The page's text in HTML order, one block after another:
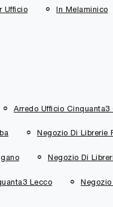
Ufficio In Melaminico
Arredo Ufficio Cinquanta3
Negozio Di Librerie
Negozio Di
Lecco